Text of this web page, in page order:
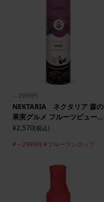
～2999円
NEKTARIA ネクタリア 森の
果実グルメ フルーツピュー...
¥2,570(税込)
#～2999円 #フルーツシロップ